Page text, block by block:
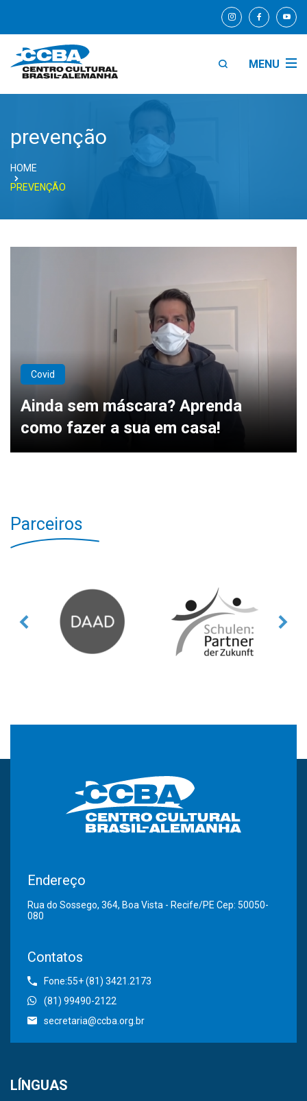
MENU
prevenção
HOME
PREVENÇÃO
Covid
Ainda sem máscara? Aprenda
como fazer a sua em casa!
Parceiros
Endereço
Rua do Sossego, 364, Boa Vista - Recife/PE Cep: 50050-
080
Contatos
Fone:55+ (81) 3421.2173
(81) 99490-2122
secretaria@ccba.org.br
LÍNGUAS